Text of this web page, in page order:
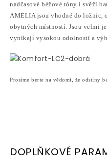
nadčasové béžové tóny i svěží
AMELIA jsou vhodné do ložnic,
obytných místností. Jsou velmi
vynikají vysokou odolností a
Prosíme berte na vědomí, že odstíny
DOPLŇKOVÉ